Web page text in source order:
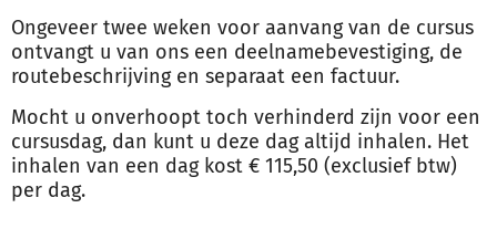
Ongeveer twee weken voor aanvang van de cursus
ontvangt u van ons een deelnamebevestiging, de
routebeschrijving en separaat een factuur.
Mocht u onverhoopt toch verhinderd zijn voor een
cursusdag, dan kunt u deze dag altijd inhalen. Het
inhalen van een dag kost € 115,50 (exclusief btw)
per dag.